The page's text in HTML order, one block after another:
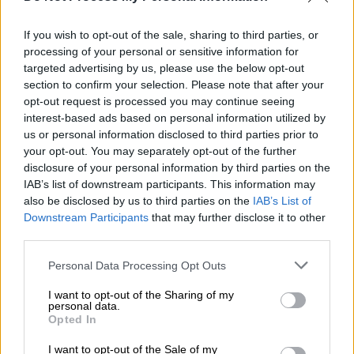
If you wish to opt-out of the sale, sharing to third parties, or
processing of your personal or sensitive information for
targeted advertising by us, please use the below opt-out
section to confirm your selection. Please note that after your
opt-out request is processed you may continue seeing
interest-based ads based on personal information utilized by
us or personal information disclosed to third parties prior to
your opt-out. You may separately opt-out of the further
disclosure of your personal information by third parties on the
IAB’s list of downstream participants. This information may
also be disclosed by us to third parties on the IAB’s List of
Downstream Participants that may further disclose it to other
Please note that this website/app uses one or more Google
not limited to your visit or usage behaviour. You may click to
grant or deny consent to Google and its third-party tags to
use your data for below specified purposes in below Google
consent section.
Personal Data Processing Opt Outs
I want to opt-out of the Sharing of my
personal data.
Opted In
I want to opt-out of the Sale of my
το 1960. Ήταν άτυχος ο Δελαπατρίδης, γιατί
αν ζούσε στις μέρες μας, θα είχε εκλεγεί
βουλευτής.
Τότε, οι αφελείς και γραφικοί
«Δελαπατρίδηδες»ήταν ο περίγελως των
Αθηναίων, που με ένα δίφραγκο, τούς έβαζαν
να αγορεύουν για να κάνουν κέφι. Σήμερα οι
«Δελαπατρίδηδες» με την αρωγή των social
mediaευδοκιμούν, αναπτύσσουν τις θεωρίες
τους, κομπάζουν για τις γνώσεις τους (;) και
πολλοί από αυτούς εκλέγονται βουλευτές
καιροσκόπος «Δελαπατρίδης» δεν έχει παρά
να δηλώσει «
απογραφέας
, πανδημίκος ,